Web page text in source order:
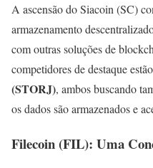
A ascensão do Siacoin (SC)
armazenamento
com outras soluções de
competidores de destaque
(STORJ), ambos buscando
os dados são armazenados e
Filecoin (FIL): Uma